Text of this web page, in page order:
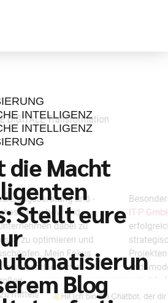
INTELLIGENZ
INTELLIGENZ
die Macht
Stellt eure
Blog